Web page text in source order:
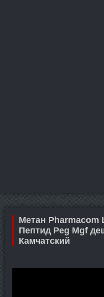
Метан
Пептид Peg Mgf
Камчатский